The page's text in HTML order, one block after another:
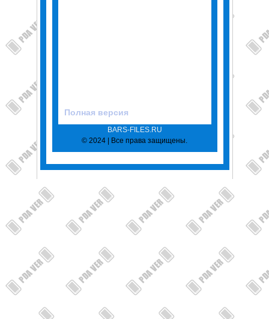
Полная версия
BARS-FILES.RU
© 2024 | Все права защищены.